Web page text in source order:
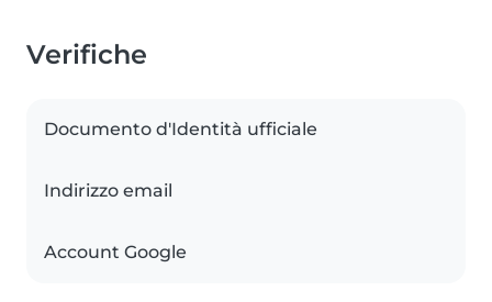
Verifiche
Documento d'Identità ufficiale
Indirizzo email
Account Google